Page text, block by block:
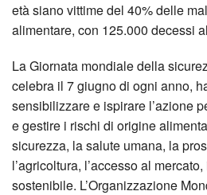
età siano vittime del 40% delle
alimentare, con 125.000 decessi
La Giornata mondiale della
celebra il 7 giugno di ogni anno,
sensibilizzare e ispirare l’azione
e gestire i rischi di origine
sicurezza, la salute umana, la
l’agricoltura, l’accesso al
sostenibile. L’Organizzazione